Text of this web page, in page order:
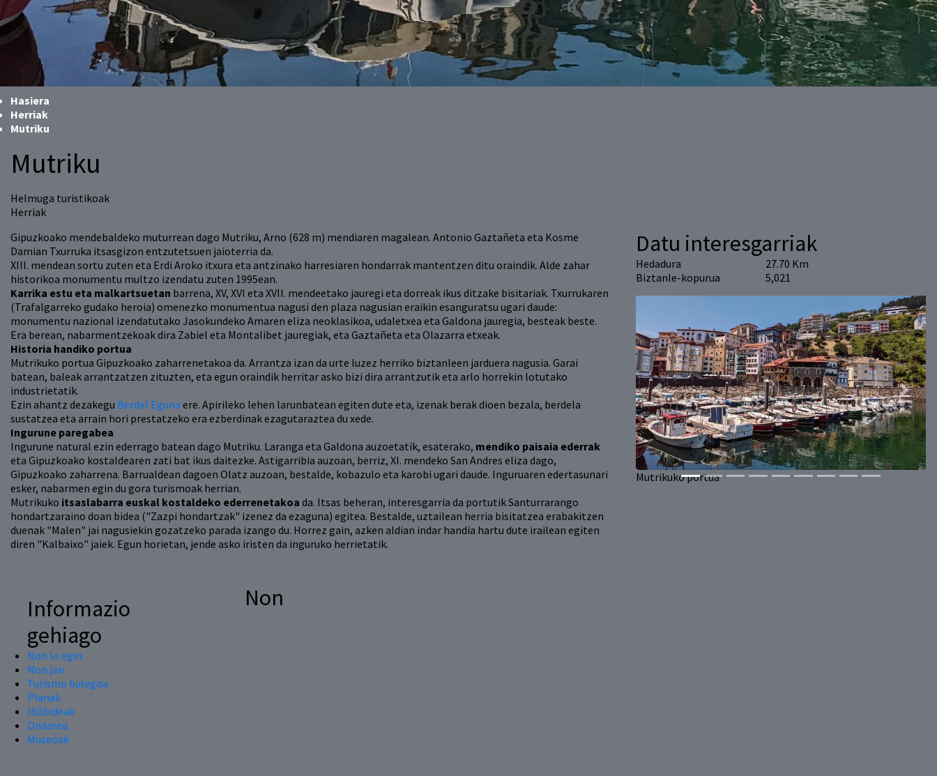
Hasiera
Herriak
Mutriku
Mutriku
Helmuga turistikoak
Herriak
Gipuzkoako mendebaldeko muturrean dago Mutriku, Arno (628 m) mendiaren magalean. Antonio Gaztañeta eta Kosme
Damian Txurruka itsasgizon entzutetsuen jaioterria da.
XIII. mendean sortu zuten eta Erdi Aroko itxura eta antzinako harresiaren hondarrak mantentzen ditu oraindik. Alde zahar
historikoa monumentu multzo izendatu zuten 1995ean.
Karrika estu eta malkartsuetan barrena, XV, XVI eta XVII. mendeetako jauregi eta dorreak ikus ditzake bisitariak. Txurrukaren
(Trafalgarreko gudako heroia) omenezko monumentua nagusi den plaza nagusian eraikin esanguratsu ugari daude:
monumentu nazional izendatutako Jasokundeko Amaren eliza neoklasikoa, udaletxea eta Galdona jauregia, besteak beste.
Era berean, nabarmentzekoak dira Zabiel eta Montalibet jauregiak, eta Gaztañeta eta Olazarra etxeak.
Historia handiko portua
Mutrikuko portua Gipuzkoako zaharrenetakoa da. Arrantza izan da urte luzez herriko biztanleen jarduera nagusia. Garai
batean, baleak arrantzatzen zituzten, eta egun oraindik herritar asko bizi dira arrantzutik eta arlo horrekin lotutako
industrietatik.
Ezin ahantz dezakegu Berdel Eguna ere. Apirileko lehen larunbatean egiten dute eta, izenak berak dioen bezala, berdela
sustatzea eta arrain hori prestatzeko era ezberdinak ezagutaraztea du xede.
Ingurune paregabea
Ingurune natural ezin ederrago batean dago Mutriku. Laranga eta Galdona auzoetatik, esaterako, mendiko paisaia ederrak
eta Gipuzkoako kostaldearen zati bat ikus daitezke. Astigarribia auzoan, berriz, XI. mendeko San Andres eliza dago,
Gipuzkoako zaharrena. Barrualdean dagoen Olatz auzoan, bestalde, kobazulo eta karobi ugari daude. Inguruaren edertasunari
esker, nabarmen egin du gora turismoak herrian.
Mutrikuko itsaslabarra euskal kostaldeko ederrenetakoa da. Itsas beheran, interesgarria da portutik Santurrarango
hondartzaraino doan bidea ("Zazpi hondartzak" izenez da ezaguna) egitea. Bestalde, uztailean herria bisitatzea erabakitzen
duenak "Malen" jai nagusiekin gozatzeko parada izango du. Horrez gain, azken aldian indar handia hartu dute irailean egiten
diren "Kalbaixo" jaiek. Egun horietan, jende asko iristen da inguruko herrietatik.
Datu interesgarriak
Hedadura
27.70 Km
Biztanle-kopurua
5,021
Mutrikuko portua
Previous Next
Informazio
gehiago
Non lo egin
Non jan
Turismo bulegoa
Planak
Ibilbideak
Ondarea
Museoak
Non